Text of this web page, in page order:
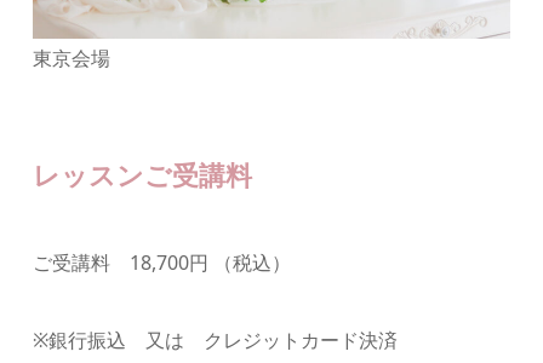
東京会場
レッスンご受講料
ご受講料 18,700円 （税込）
※銀行振込 又は クレジットカード決済